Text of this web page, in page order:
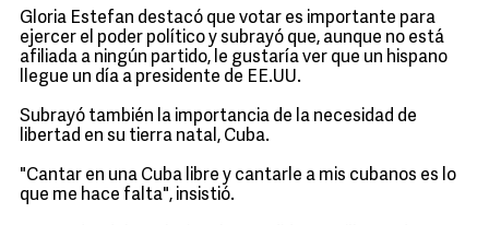
Gloria Estefan destacó que votar es importante para
ejercer el poder político y subrayó que, aunque no está
afiliada a ningún partido, le gustaría ver que un hispano
llegue un día a presidente de EE.UU.
Subrayó también la importancia de la necesidad de
libertad en su tierra natal, Cuba.
"Cantar en una Cuba libre y cantarle a mis cubanos es lo
que me hace falta", insistió.